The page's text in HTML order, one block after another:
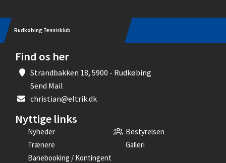
Rudkøbing Tennisklub
Find os her
Strandbakken 18, 5900 - Rudkøbing
Send Mail
christian@eltrik.dk
Nyttige links
Nyheder
Bestyrelsen
Trænere
Galleri
Banebooking / Kontingent